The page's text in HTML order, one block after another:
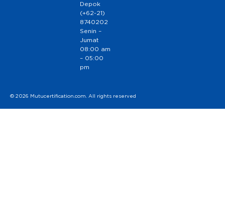
Depok
(+62-21)
8740202
Senin –
Jumat
08:00 am
– 05:00
pm
© 2026 Mutucertification.com. All rights reserved